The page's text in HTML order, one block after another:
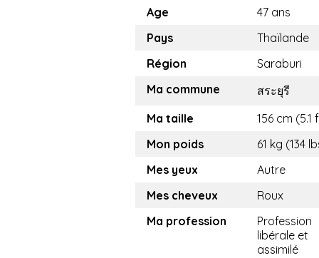
Age
47 ans
Pays
Thaïlande
Région
Saraburi
Ma commune
สระยุรี
Ma taille
156 cm (5.1
Mon poids
61 kg (134
Mes yeux
Autre
Mes cheveux
Roux
Ma profession
Profession
libérale et
assimilé